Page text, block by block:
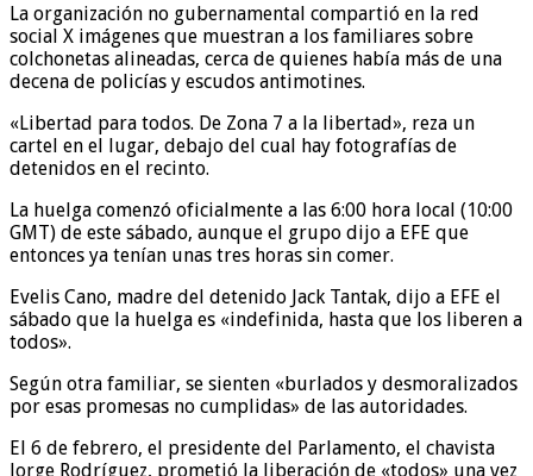
La organización no gubernamental compartió en la red
social X imágenes que muestran a los familiares sobre
colchonetas alineadas, cerca de quienes había más de una
decena de policías y escudos antimotines.
«Libertad para todos. De Zona 7 a la libertad», reza un
cartel en el lugar, debajo del cual hay fotografías de
detenidos en el recinto.
La huelga comenzó oficialmente a las 6:00 hora local (10:00
GMT) de este sábado, aunque el grupo dijo a EFE que
entonces ya tenían unas tres horas sin comer.
Evelis Cano, madre del detenido Jack Tantak, dijo a EFE el
sábado que la huelga es «indefinida, hasta que los liberen a
todos».
Según otra familiar, se sienten «burlados y desmoralizados
por esas promesas no cumplidas» de las autoridades.
El 6 de febrero, el presidente del Parlamento, el chavista
Jorge Rodríguez, prometió la liberación de «todos» una vez